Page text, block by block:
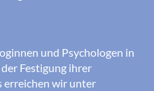
und Psychologen in
Festigung ihrer
erreichen wir unter